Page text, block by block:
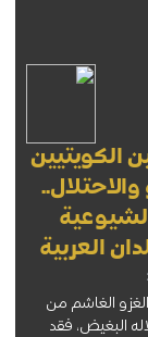
الكويتيين
العربية
الغاشم من
البغيض، فقد